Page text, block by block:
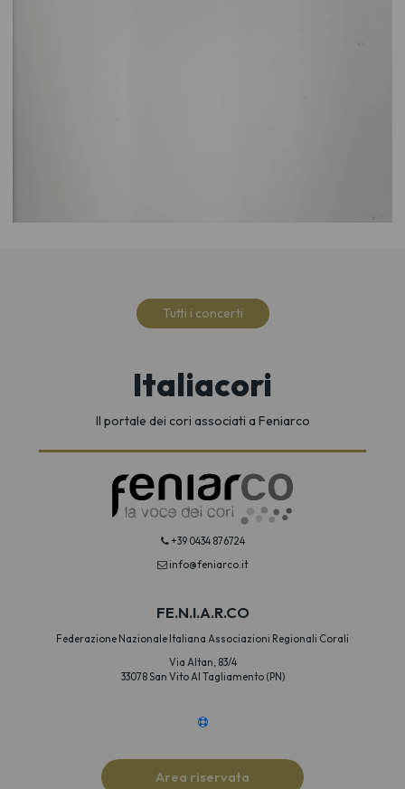
Tutti i concerti
Italiacori
Il portale dei cori associati a Feniarco
+39 0434 876724
info@feniarco.it
FE.N.I.A.R.CO
Federazione Nazionale Italiana Associazioni Regionali Corali
Via Altan, 83/4
33078 San Vito Al Tagliamento (PN)
Area riservata